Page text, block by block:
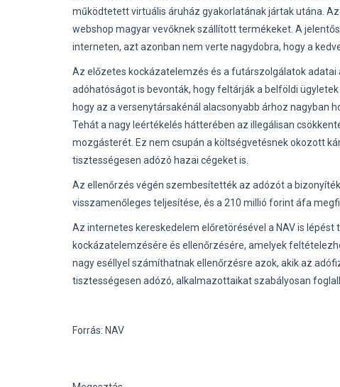
működtetett virtuális áruház gyakorlatának jártak utána.
webshop magyar vevőknek szállított termékeket. A
interneten, azt azonban nem verte nagydobra, hogy a
Az előzetes kockázatelemzés és a futárszolgálatok
adóhatóságot is bevonták, hogy feltárják a belföldi
hogy az a versenytársakénál alacsonyabb árhoz nagyban
Tehát a nagy leértékelés hátterében az illegálisan
mozgásterét. Ez nem csupán a költségvetésnek okozott
tisztességesen adózó hazai cégeket is.
Az ellenőrzés végén szembesítették az adózót a
visszamenőleges teljesítése, és a 210 millió forint áfa
Az internetes kereskedelem előretörésével a NAV is
kockázatelemzésére és ellenőrzésére, amelyek
nagy eséllyel számíthatnak ellenőrzésre azok, akik az
tisztességesen adózó, alkalmazottaikat szabályosan
Forrás: NAV